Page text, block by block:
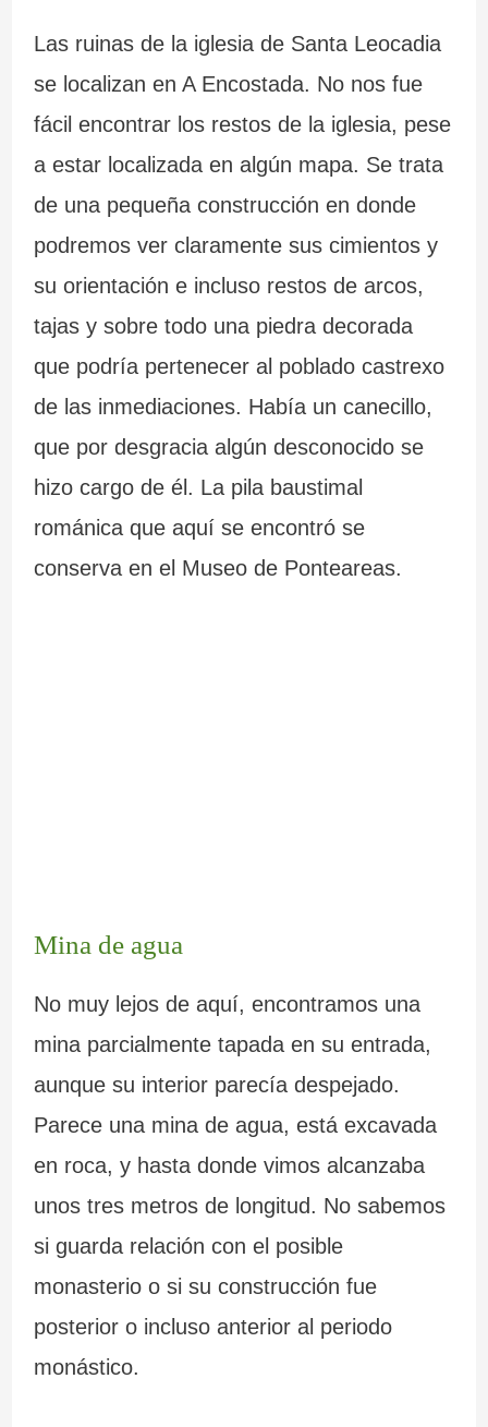
Las ruinas de la iglesia de Santa Leocadia
se localizan en A Encostada. No nos fue
fácil encontrar los restos de la iglesia, pese
a estar localizada en algún mapa. Se trata
de una pequeña construcción en donde
podremos ver claramente sus cimientos y
su orientación e incluso restos de arcos,
tajas y sobre todo una piedra decorada
que podría pertenecer al poblado castrexo
de las inmediaciones. Había un canecillo,
que por desgracia algún desconocido se
hizo cargo de él. La pila baustimal
románica que aquí se encontró se
conserva en el Museo de Ponteareas.
Mina de agua
No muy lejos de aquí, encontramos una
mina parcialmente tapada en su entrada,
aunque su interior parecía despejado.
Parece una mina de agua, está excavada
en roca, y hasta donde vimos alcanzaba
unos tres metros de longitud. No sabemos
si guarda relación con el posible
monasterio o si su construcción fue
posterior o incluso anterior al periodo
monástico.